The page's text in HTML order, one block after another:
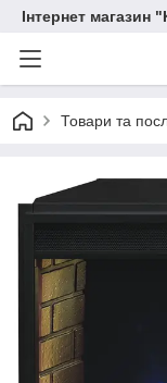
Інтернет магазин
Товари та